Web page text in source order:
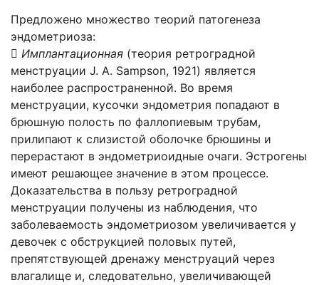
Предложено множество теорий патогенеза
эндометриоза:
 Имплантационная (теория ретроградной
менструации J. A. Sampson, 1921) является
наиболее распространенной. Во время
менструации, кусочки эндометрия попадают в
брюшную полость по фаллопиевым трубам,
прилипают к слизистой оболочке брюшины и
перерастают в эндометриоидные очаги. Эстрогены
имеют решающее значение в этом процессе.
Доказательства в пользу ретроградной
менструации получены из наблюдения, что
заболеваемость эндометриозом увеличивается у
девочек с обструкцией половых путей,
препятствующей дренажу менструаций через
влагалище и, следовательно, увеличивающей